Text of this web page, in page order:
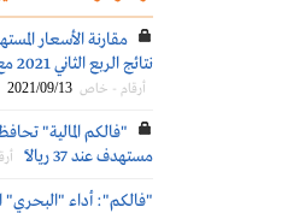
مقارنة الأسعار
نتائج الربع الثاني 2021 مع أسعار التداول الحالية
أرقام - خاص 2021/09/13
"فالكم المالية"
مستهدف عند 37 ريالاً
"فالكم": أداء "البحري"